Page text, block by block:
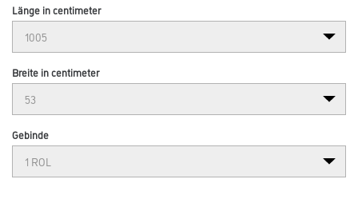
Länge in centimeter
Breite in centimeter
Gebinde